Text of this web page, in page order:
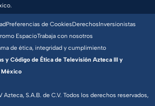
Azteca, S.A.B. de C.V. Todos los derechos reservados,
Preferencias de CookiesDerechosInversionistas
EspacioTrabaja con nosotros
de ética, integridad y cumplimiento
y Código de Ética de Televisión Azteca III y
México